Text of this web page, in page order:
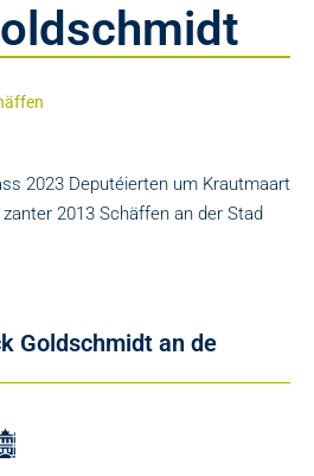
2023 Deputéierten um Krautmaart
2013 Schäffen an der Stad
Goldschmidt an de